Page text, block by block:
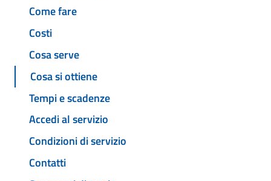
Come fare
Costi
Cosa serve
Cosa si ottiene
Tempi e scadenze
Accedi al servizio
Condizioni di servizio
Contatti